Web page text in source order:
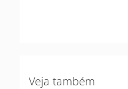
Veja também